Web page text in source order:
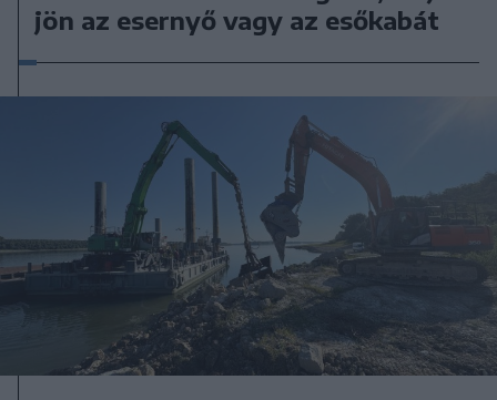
jön az esernyő vagy az esőkabát